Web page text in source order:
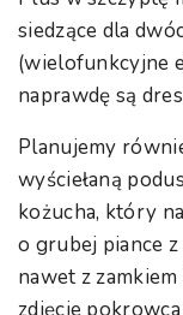
siedzące dla
(wielofunkcyjne
naprawdę są
Planujemy
wyściełaną
kożucha, który
o grubej piance
nawet z